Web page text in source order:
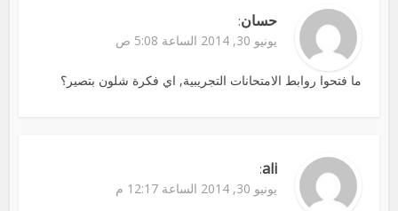
حسان:
يونيو 30, 2014 الساعة 5:08 ص
ما فتحوا روابط الامتحانات التجريبية, اي فكرة شلون بتصير؟
ali
:
يونيو 30, 2014 الساعة 12:17 م